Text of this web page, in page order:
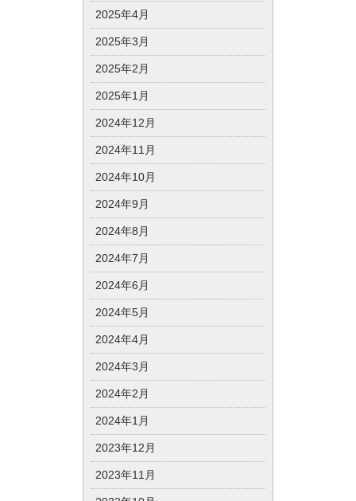
2025年4月
2025年3月
2025年2月
2025年1月
2024年12月
2024年11月
2024年10月
2024年9月
2024年8月
2024年7月
2024年6月
2024年5月
2024年4月
2024年3月
2024年2月
2024年1月
2023年12月
2023年11月